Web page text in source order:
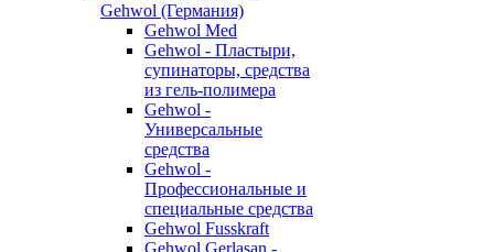
Gehwol (Германия)
Gehwol Med
Gehwol - Пластыри,
супинаторы, средства
из гель-полимера
Gehwol -
Универсальные
средства
Gehwol -
Профессиональные и
специальные средства
Gehwol Fusskraft
Gehwol Gerlasan -